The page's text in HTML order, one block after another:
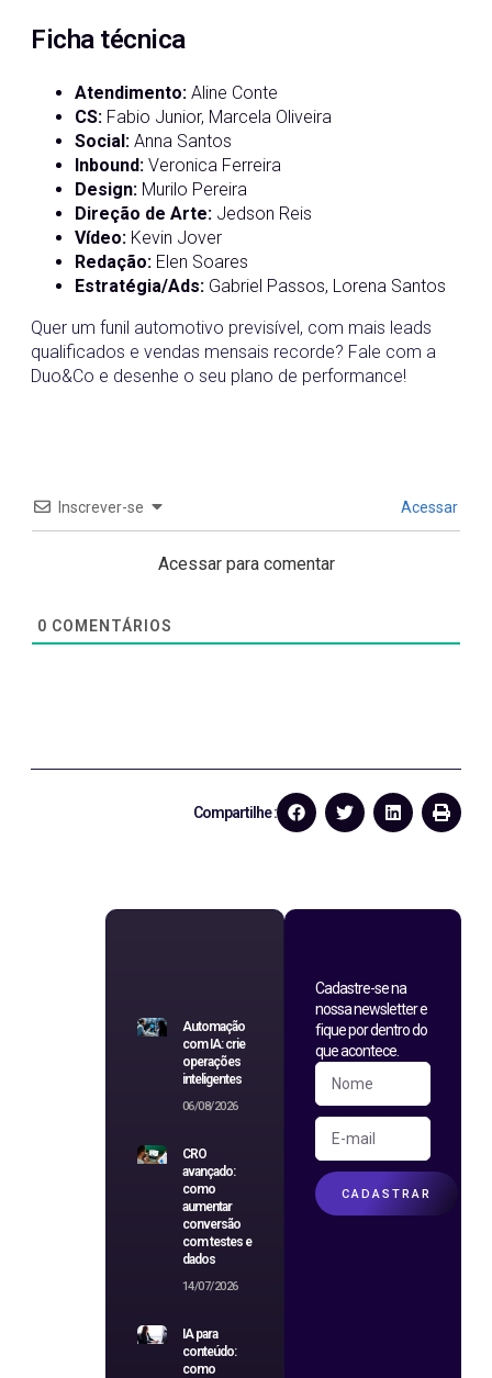
Ficha técnica
Atendimento: Aline Conte
CS: Fabio Junior, Marcela Oliveira
Social: Anna Santos
Inbound: Veronica Ferreira
Design: Murilo Pereira
Direção de Arte: Jedson Reis
Vídeo: Kevin Jover
Redação: Elen Soares
Estratégia/Ads: Gabriel Passos, Lorena Santos
Quer um funil automotivo previsível, com mais leads
qualificados e vendas mensais recorde? Fale com a
Duo&Co e desenhe o seu plano de performance!
Inscrever-se Acessar
Acessar para comentar
0 COMENTÁRIOS
Compartilhe :
Cadastre-se na
nossa newsletter e
fique por dentro do
que acontece.
CADASTRAR
Automação
com IA: crie
operações
inteligentes
06/08/2026
CRO
avançado:
como
aumentar
conversão
com testes e
dados
14/07/2026
IA para
conteúdo:
como